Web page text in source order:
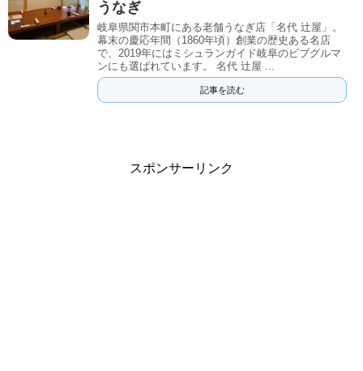
うなぎ
岐阜県関市本町にある老舗うなぎ店「名代 辻屋」。
幕末の慶応年間（1860年頃）創業の歴史ある名店
で、2019年にはミシュランガイド岐阜のビブグルマ
ンにも選ばれています。 名代 辻屋 ...
記事を読む
スポンサーリンク